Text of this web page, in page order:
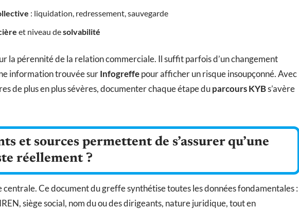
: liquidation, redressement, sauvegarde
et niveau desolvabilité
la pérennité de la relation commerciale. Il suffit parfois d’un changement
information trouvée surInfogreffepour afficher un risque insoupçonné. Avec
de plus en plus sévères, documenter chaque étape duparcours KYBs’avère
et sources permettent de s’assurer qu’une
réellement ?
centrale. Ce document du greffe synthétise toutes les données fondamentales :
siège social, nom du ou des dirigeants, nature juridique, tout en